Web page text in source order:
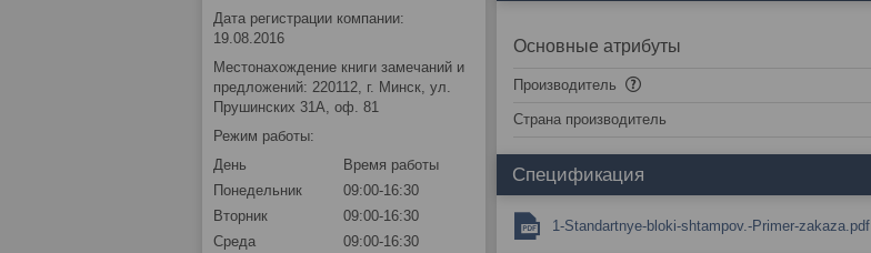
Основные атрибуты
Производитель
Страна производитель
Спецификация
1-Standartnye-bloki-shtampov.-Primer-zakaza.pdf
Дата регистрации компании:
19.08.2016
Местонахождение книги замечаний и
предложений: 220112, г. Минск, ул.
Прушинских 31А, оф. 81
Режим работы:
День
Время работы
Понедельник
09:00-16:30
Вторник
09:00-16:30
Среда
09:00-16:30